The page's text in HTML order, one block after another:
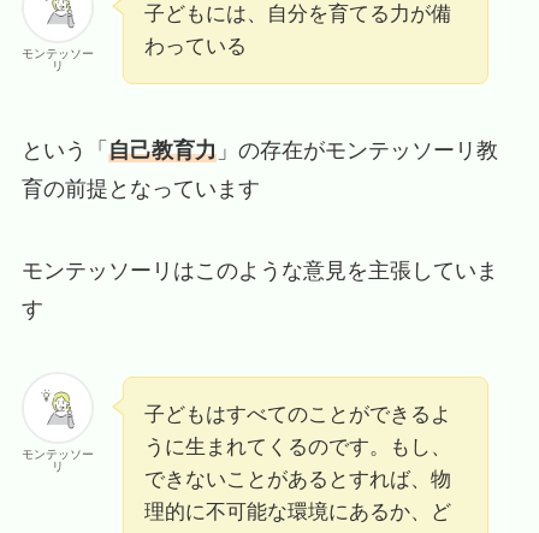
モンテッソー
リ
子どもには、自分を育てる力が備
わっている
という「 自己教育力」の存在がモンテッソーリ教
育の前提となっています
モンテッソーリはこのような意見を主張していま
す
モンテッソー
リ
子どもはすべてのことができるよ
うに生まれてくるのです。もし、
できないことがあるとすれば、物
理的に不可能な環境にあるか、ど